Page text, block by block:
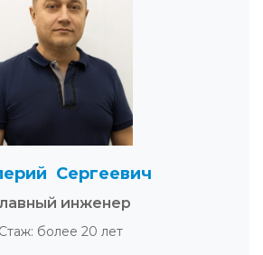
Сергеевич
инженер
Стаж: более 20 лет